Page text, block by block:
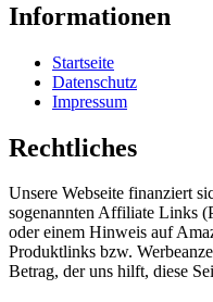
Informationen
Startseite
Datenschutz
Impressum
Rechtliches
Unsere Webseite finanziert
sogenannten Affiliate Links
oder einem Hinweis auf
Produktlinks bzw.
Betrag, der uns hilft, diese